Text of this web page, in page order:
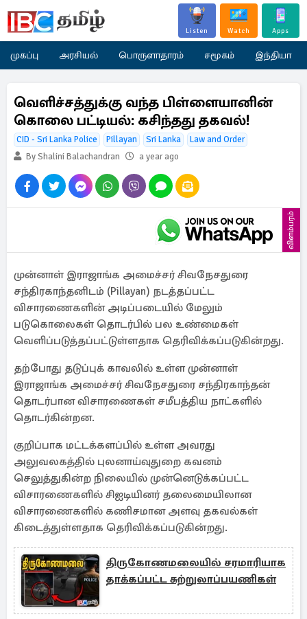
Listen Watch Apps
முகப்பு அரசியல் பொருளாதாரம் சமூகம் இந்தியா
வெளிச்சத்துக்கு வந்த பிள்ளையானின்
கொலை பட்டியல்: கசிந்தது தகவல்!
CID - Sri Lanka Police Pillayan Sri Lanka
Law and Order
By Shalini Balachandran
a year ago
விளம்பரம்
முன்னாள் இராஜாங்க அமைச்சர் சிவநேசதுரை
சந்திரகாந்தனிடம் (Pillayan) நடத்தப்பட்ட
விசாரணைகளின் அடிப்படையில் மேலும்
படுகொலைகள் தொடர்பில் பல உண்மைகள்
வெளிப்படுத்தப்பட்டுள்ளதாக தெரிவிக்கப்படுகின்றது.
தற்போது தடுப்புக் காவலில் உள்ள முன்னாள்
இராஜாங்க அமைச்சர் சிவநேசதுரை சந்திரகாந்தன்
தொடர்பான விசாரணைகள் சமீபத்திய நாட்களில்
தொடர்கின்றன.
குறிப்பாக மட்டக்களப்பில் உள்ள அவரது
அலுவலகத்தில் புலனாய்வுதுறை கவனம்
செலுத்துகின்ற நிலையில் முன்னெடுக்கப்பட்ட
விசாரணைகளில் சிஐடியினர் தலைமையிலான
விசாரணைகளில் கணிசமான அளவு தகவல்கள்
கிடைத்துள்ளதாக தெரிவிக்கப்படுகின்றது.
திருகோணமலையில் சரமாரியாக
தாக்கப்பட்ட சுற்றுலாப்பயணிகள்